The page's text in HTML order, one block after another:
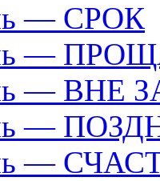
— СРОК
—
— ВНЕ
—
—